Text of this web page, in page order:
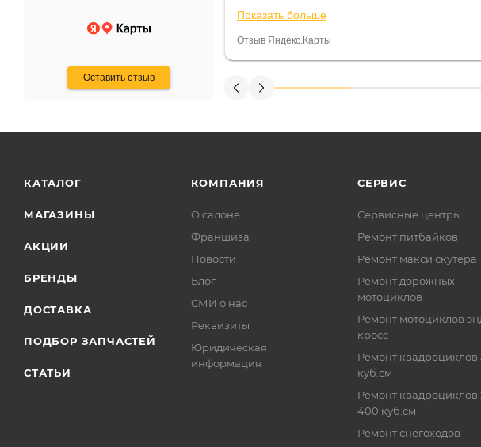
Оставить отзыв
спидометре всегда был 0, при этом
постоянно были на связи и в итоге
Считаю, что это говорит о небезразличии
Показать больше
Отзыв Яндекс.Карты
КАТАЛОГ
МАГАЗИНЫ
АКЦИИ
БРЕНДЫ
ДОСТАВКА
ПОДБОР ЗАПЧАСТЕЙ
СТАТЬИ
КОМПАНИЯ
О салоне
Франшиза
Новости
Блог
СМИ о нас
Реквизиты
Юридическая
информация
СЕРВИС
Сервисные центры
Ремонт питбайков
Ремонт макси скутера
Ремонт дорожных
мотоциклов
Ремонт мотоциклов
кросс
Ремонт квадроциклов
куб.см
Ремонт квадроциклов
400 куб.см
Ремонт снегоходов